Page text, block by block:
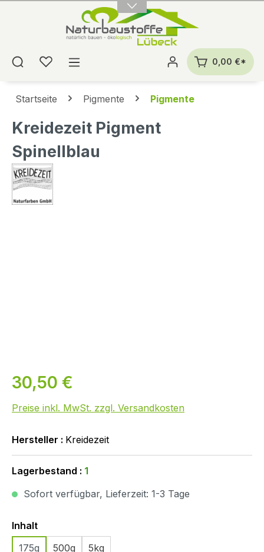
0,00 €*
Startseite Pigmente Pigmente
Kreidezeit Pigment
Spinellblau
30,50 €
Preise inkl. MwSt. zzgl. Versandkosten
Hersteller : Kreidezeit
Lagerbestand : 1
Sofort verfügbar, Lieferzeit: 1-3 Tage
InhaltAuswählen
175g
500g 5kg